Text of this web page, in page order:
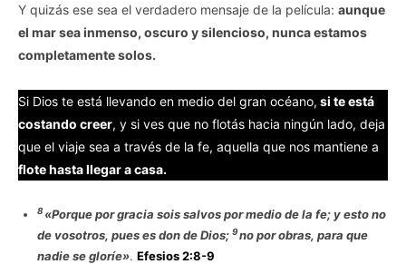
Y quizás ese sea el verdadero mensaje de la película: aunque
el mar sea inmenso, oscuro y silencioso, nunca estamos
completamente solos.
Si Dios te está llevando en medio del gran océano, si te está
costando creer, y si ves que no flotás hacia ningún lado, deja
que el viaje sea a través de la fe, aquella que nos mantiene a
flote hasta llegar a casa.
8 «Porque por gracia sois salvos por medio de la fe; y esto no
de vosotros, pues es don de Dios; 9no por obras, para que
nadie se gloríe». Efesios 2:8-9